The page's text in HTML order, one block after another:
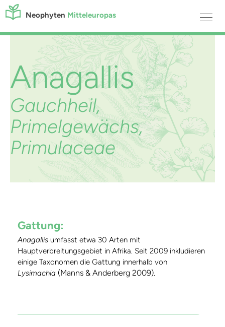
Neophyten Mitteleuropas
Anagallis
Gauchheil,
Primelgewächs,
Primulaceae
Gattung:
Anagallis umfasst etwa 30 Arten mit
Hauptverbreitungsgebiet in Afrika. Seit 2009 inkludieren
einige Taxonomen die Gattung innerhalb von
Lysimachia (Manns & Anderberg 2009).